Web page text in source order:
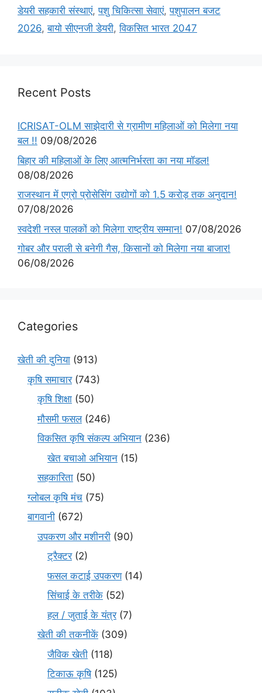
डेयरी सहकारी संस्थाएं,पशु चिकित्सा सेवाएं,पशुपालन बजट
2026,बायो सीएनजी डेयरी,विकसित भारत 2047
Recent Posts
ICRISAT-OLM साझेदारी से ग्रामीण महिलाओं को मिलेगा नया
बल !! 09/08/2026
बिहार की महिलाओं के लिए आत्मनिर्भरता का नया मॉडल!
08/08/2026
राजस्थान में एग्रो प्रोसेसिंग उद्योगों को 1.5 करोड़ तक अनुदान!
07/08/2026
स्वदेशी नस्ल पालकों को मिलेगा राष्ट्रीय सम्मान! 07/08/2026
गोबर और पराली से बनेगी गैस, किसानों को मिलेगा नया बाजार!
06/08/2026
Categories
खेती की दुनिया (913)
कृषि समाचार(743)
कृषि शिक्षा (50)
मौसमी फसल(246)
विकसित कृषि संकल्प अभियान (236)
खेत बचाओ अभियान (15)
सहकारिता (50)
ग्लोबल कृषि मंच (75)
बागवानी (672)
उपकरण और मशीनरी (90)
ट्रैक्टर(2)
फसल कटाई उपकरण(14)
सिंचाई के तरीके (52)
हल / जुताई के यंत्र(7)
खेती की तकनीकें (309)
जैविक खेती (118)
टिकाऊ कृषि(125)